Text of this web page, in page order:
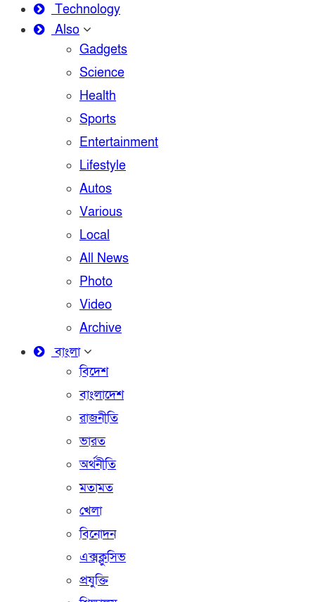
Technology
Also
Gadgets
Science
Health
Sports
Entertainment
Lifestyle
Autos
Various
Local
All News
Photo
Video
Archive
বাংলা
বিদেশ
বাংলাদেশ
রাজনীতি
ভারত
অর্থনীতি
মতামত
খেলা
বিনোদন
এক্সক্লুসিভ
প্রযুক্তি